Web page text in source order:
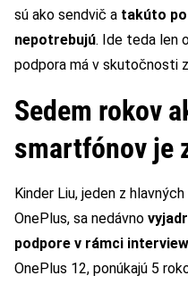
sú ako sendvič a takúto
nepotrebujú. Ide teda len
podpora má v skutočnosti
Sedem rokov
smartfónov je
Kinder Liu, jeden z
OnePlus, sa nedávno
podpore v rámci interview
OnePlus 12, ponúkajú 5